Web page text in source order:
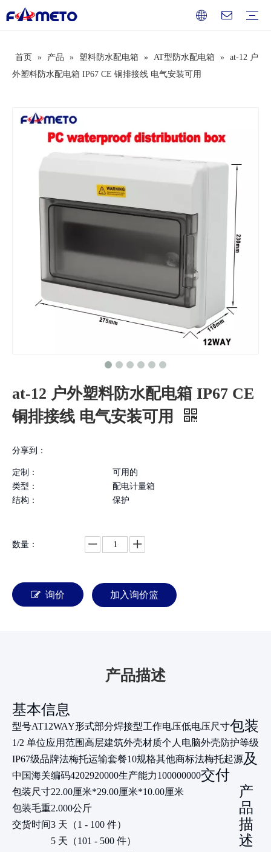
首页 » 产品 » 塑料防水配电箱 » AT型防水配电箱 » at-12 户
外塑料防水配电箱 IP67 CE 铜排接线 电气安装可用
at-12 户外塑料防水配电箱 IP67 CE
铜排接线 电气安装可用
分享到：
定制：
可用的
类型：
配电计量箱
结构：
保护
数量：
询价 加入询价篮
产品描述
基本信息
型号AT12WAY形式部分焊接型工作电压低电压尺寸
1/2 单位应用范围高层建筑外壳材质个人电脑外壳防护等级
IP67级品牌法梅托运输套餐10规格其他商标法梅托起源
中国海关编码4202920000生产能力100000000
包装
及
交付
包装尺寸22.00厘米*29.00厘米*10.00厘米
包装毛重2.000公斤
交货时间3 天（1 - 100 件）
5 天（101 - 500 件）
产
品
描
述